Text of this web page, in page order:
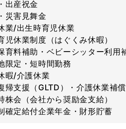
出産祝金
災害見舞金
業/出生時育児休業
児休業制度（はぐくみ休暇）
育料補助・ベビーシッター利用
限定・短時間勤務
暇/介護休業
帰支援（GLTD）・介護休業補償
株会（会社から奨励金支給）
確定給付企業年金・財形貯蓄